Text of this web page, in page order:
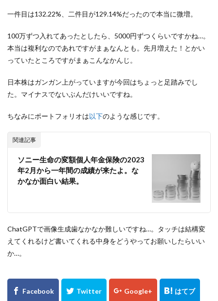
一件目は132.22%、二件目が129.14%だったので本当に微増。
100万ずつ入れてあったとしたら、5000円ずつくらいですかね…。
本当は複利なのであれですがまぁなんとも。先月増えた！とかい
っていたところですがまぁこんなかんじ。
日本株はガンガン上がっていますが今回はちょっと足踏みでし
た。マイナスでないぶんだけいいですね。
ちなみにポートフォリオは以下のような感じです。
関連記事
ソニー生命の変額個人年金保険の2023
年2月から一年間の成績が来たよ。な
かなか面白い結果。
ChatGPTで画像生成歯なかなか難しいですね…。タッチは結構変
えてくれるけど書いてくれる中身をどうやってお願いしたらいい
か…。